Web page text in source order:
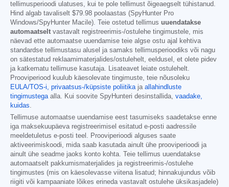
tellimusperioodi ulatuses, kui te pole tellimust õigeaegselt tühistanud.
Hind algab tavaliselt $79.98 poolaastas (SpyHunter Pro
Windows/SpyHunter Macile). Teie ostetud tellimus uuendatakse
automaatselt vastavalt registreerimis-/ostulehe tingimustele, mis
näevad ette automaatse uuendamise teie algse ostu ajal kehtiva
standardse tellimustasu alusel ja samaks tellimusperioodiks või nagu
on sätestatud reklaamimaterjalides/ostulehelt, eeldusel, et olete pidev
ja katkematu tellimuse kasutaja. Lisateavet leiate ostulehelt.
Prooviperiood kuulub käesolevate tingimuste, teie nõusoleku
EULA/TOS-i, privaatsus-/küpsiste poliitikaja allahindluste
tingimustegaalla. Kui soovite SpyHunteri desinstallida, vaadake,
kuidas.
Tellimuse automaatse uuendamise eest tasumiseks saadetakse enne
iga maksekuupäeva registreerimisel esitatud e-posti aadressile
meeldetuletus e-posti teel. Prooviperioodi alguses saate
aktiveerimiskoodi, mida saab kasutada ainult ühe prooviperioodi ja
ainult ühe seadme jaoks konto kohta. Teie tellimus uuendatakse
automaatselt pakkumismaterjalides ja registreerimis-/ostulehe
tingimustes (mis on käesolevasse viitena lisatud; hinnakujundus võib
riigiti või kampaaniate lõikes erineda vastavalt ostulehe üksikasjadele)